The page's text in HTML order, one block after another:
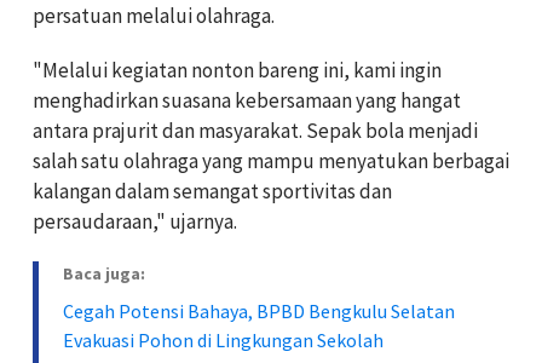
persatuan melalui olahraga.
"Melalui kegiatan nonton bareng ini, kami ingin
menghadirkan suasana kebersamaan yang hangat
antara prajurit dan masyarakat. Sepak bola menjadi
salah satu olahraga yang mampu menyatukan berbagai
kalangan dalam semangat sportivitas dan
persaudaraan," ujarnya.
Baca juga:
Cegah Potensi Bahaya, BPBD Bengkulu Selatan
Evakuasi Pohon di Lingkungan Sekolah